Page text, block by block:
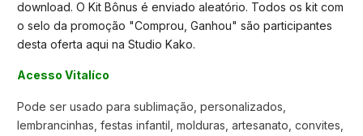
download. O Kit Bônus é enviado aleatório. Todos os kit com
o selo da promoção "Comprou, Ganhou" são participantes
desta oferta aqui na Studio Kako.
Acesso Vitalíco
Pode ser usado para sublimação, personalizados,
lembrancinhas, festas infantil, molduras, artesanato, convites,